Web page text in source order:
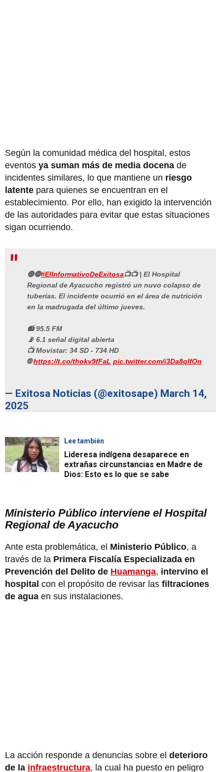
Según la comunidad médica del hospital, estos
eventos ya suman más de media docena de
incidentes similares, lo que mantiene un riesgo
latente para quienes se encuentran en el
establecimiento. Por ello, han exigido la intervención
de las autoridades para evitar que estas situaciones
sigan ocurriendo.
🔴🔵#ElInformativoDeExitosa📺📺 | El Hospital
Regional de Ayacucho registró un nuvo colapso de
tuberías. El incidente ocurrió en el área de nutrición
en la madrugada del último jueves.
📻 95.5 FM
📡 6.1 señal digital abierta
📺 Movistar: 34 SD - 734 HD
🌐https://t.co/thokv9fFaL pic.twitter.com/i3Da8qIfOn
— Exitosa Noticias (@exitosape) March 14,
2025
Lee también
Lideresa indígena desaparece en
extrañas circunstancias en Madre de
Dios: Esto es lo que se sabe
Ministerio Público interviene el Hospital
Regional de Ayacucho
Ante esta problemática, el Ministerio Público, a
través de la Primera Fiscalía Especializada en
Prevención del Delito de Huamanga, intervino el
hospital con el propósito de revisar las filtraciones
de agua en sus instalaciones.
La acción responde a denuncias sobre el deterioro
de la infraestructura, la cual ha puesto en peligro